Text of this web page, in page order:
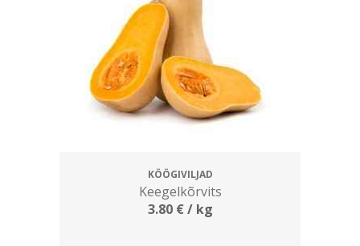
KÖÖGIVILJAD
Keegelkõrvits
3.80 €/ kg